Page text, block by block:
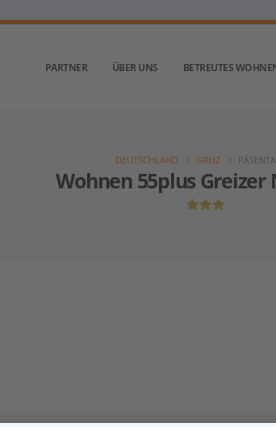
PARTNER ÜBER UNS BETREUTES
Wohnen 55plus Greizer
DEUTSCHLAND GREIZ